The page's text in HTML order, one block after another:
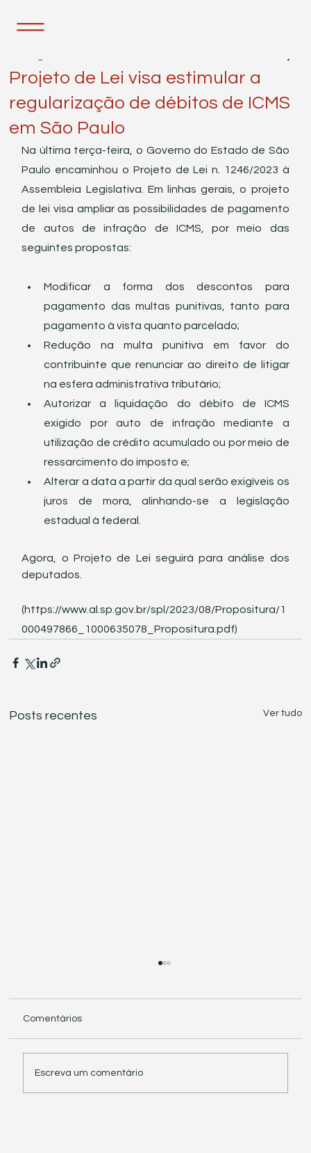
Projeto de Lei visa estimular a
regularização de débitos de ICMS
em São Paulo
Na última terça-feira, o Governo do Estado de São
Paulo encaminhou o Projeto de Lei n. 1246/2023 à
Assembleia Legislativa. Em linhas gerais, o projeto
de lei visa ampliar as possibilidades de pagamento
de autos de infração de ICMS, por meio das
seguintes propostas:
Modificar a forma dos descontos para
pagamento das multas punitivas, tanto para
pagamento à vista quanto parcelado;
Redução na multa punitiva em favor do
contribuinte que renunciar ao direito de litigar
na esfera administrativa tributário;
Autorizar a liquidação do débito de ICMS
exigido por auto de infração mediante a
utilização de crédito acumulado ou por meio de
ressarcimento do imposto e;
Alterar a data a partir da qual serão exigíveis os
juros de mora, alinhando-se a legislação
estadual à federal.
Agora, o Projeto de Lei seguirá para análise dos
deputados.
(https://www.al.sp.gov.br/spl/2023/08/Propositura/1
000497866_1000635078_Propositura.pdf)
Posts recentes Ver tudo
Comentários
Escreva um comentário